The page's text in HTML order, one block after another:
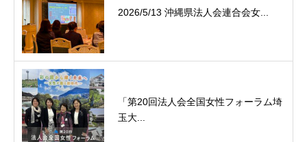
2026/5/13 沖縄県法人会連合会女...
「第20回法人会全国女性フォーラム埼
玉大...